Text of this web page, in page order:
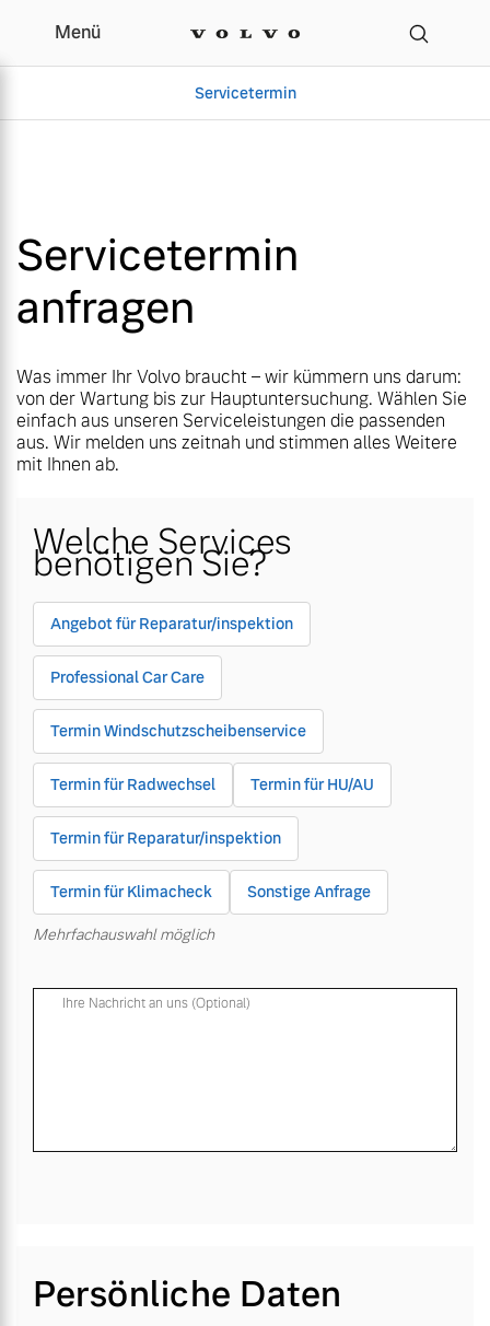
Ihr Volvo Servicetermin
Menü
Servicetermin
Aktuelle Zubehörangebote
Gebrauchtwagen
Aktuelle Zubehörangebote
Zubehörkatalog
Aktuelle Serviceangebote
Service by Volvo
Über uns
Karriere
Unsere News & Events
Menü
Servicetermin
Aktuelle Zubehörangebote
Gebrauchtwagen
Aktuelle Zubehörangebote
Zubehörkatalog
Aktuelle Serviceangebote
Service by Volvo
Über uns
Karriere
Unsere News & Events
Servicetermin
anfragen
Was immer Ihr Volvo braucht – wir kümmern uns darum:
von der Wartung bis zur Hauptuntersuchung. Wählen Sie
einfach aus unseren Serviceleistungen die passenden
aus. Wir melden uns zeitnah und stimmen alles Weitere
mit Ihnen ab.
Welche Services
benötigen Sie?
Angebot für Reparatur/inspektion
Professional Car Care
Termin Windschutzscheibenservice
Termin für Radwechsel Termin für HU/AU
Termin für Reparatur/inspektion
Termin für Klimacheck Sonstige Anfrage
Mehrfachauswahl möglich
Ihre Nachricht an uns (Optional)
Persönliche Daten